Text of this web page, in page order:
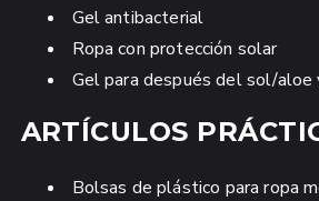
Gel antibacterial
Ropa con protección solar
Gel para después del sol/aloe
ARTÍCULOS
Bolsas de plástico para ropa